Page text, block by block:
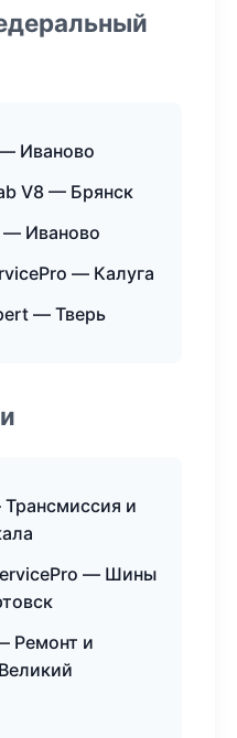
— Иваново
V8 — Брянск
— Иваново
— Калуга
— Тверь
и
— Шины
Ремонт и